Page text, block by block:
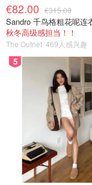
€82.00 €315.00
Sandro 千鸟格粗花呢连
秋冬高级感担当！！
The Outnet 469人感兴趣
5